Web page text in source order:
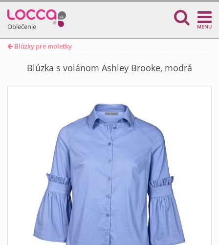
Oblečenie MENU
Blúzky pre moletky
Blúzka s volánom Ashley Brooke, modrá